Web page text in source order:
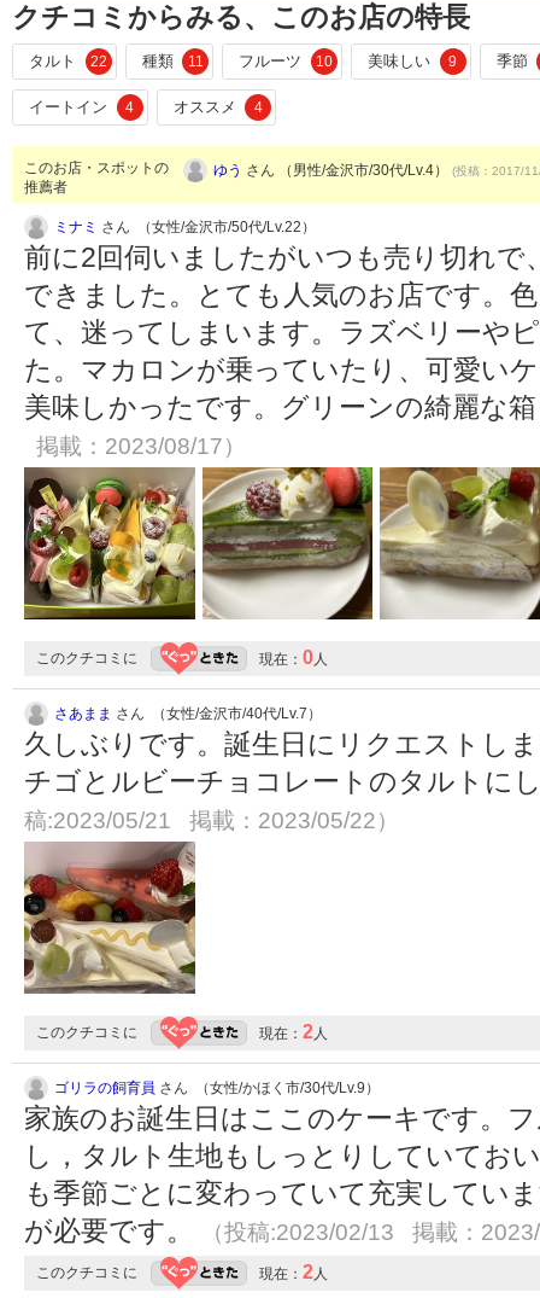
クチコミからみる、このお店の特長
タルト 22 種類 11 フルーツ 10 美味しい 9 季節
イートイン 4 オススメ 4
このお店・スポットの
推薦者
ゆう さん （男性/金沢市/30代/Lv.4） (投稿：2017/
ミナミ さん （女性/金沢市/50代/Lv.22）
前に2回伺いましたがいつも売り切れ
できました。とても人気のお店です。
て、迷ってしまいます。ラズベリーや
た。マカロンが乗っていたり、可愛い
美味しかったです。グリーンの綺麗な
掲載：2023/08/17）
このクチコミに 現在： 0人
さあまま さん （女性/金沢市/40代/Lv.7）
久しぶりです。誕生日にリクエストし
チゴとルビーチョコレートのタルトに
稿:2023/05/21 掲載：2023/05/22）
このクチコミに 現在： 2人
ゴリラの飼育員 さん （女性/かほく市/30代/Lv.9）
家族のお誕生日はここのケーキです。
し，タルト生地もしっとりしていてお
も季節ごとに変わっていて充実してい
が必要です。
（投稿:2023/02/13 掲載：
このクチコミに 現在： 2人